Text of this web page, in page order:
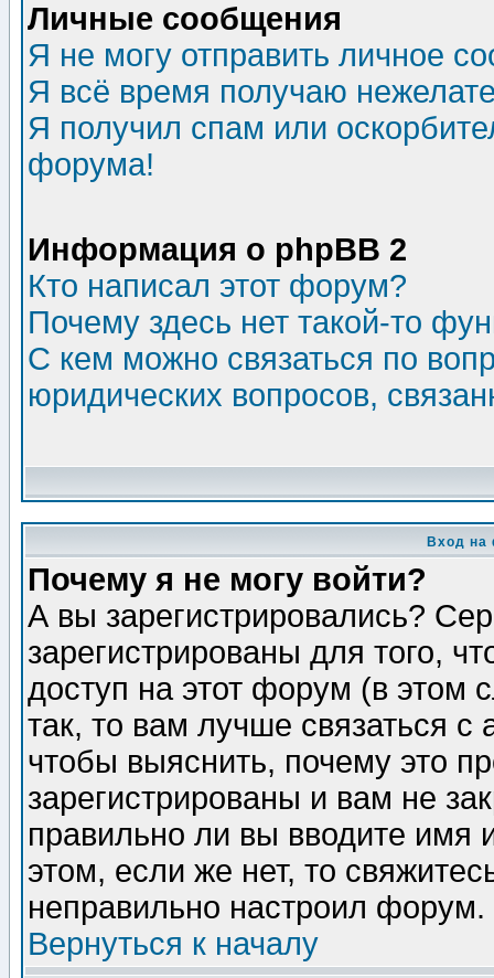
Личные сообщения
Я не могу отправить личное
Я всё время получаю
Я получил спам или
форума!
Информация о phpBB 2
Кто написал этот форум?
Почему здесь нет такой-то
С кем можно связаться по
юридических вопросов,
Вход на
Почему я не могу войти?
А вы зарегистрировались?
зарегистрированы для того,
доступ на этот форум (в этом
так, то вам лучше связаться
чтобы выяснить, почему это
зарегистрированы и вам не
правильно ли вы вводите
этом, если же нет, то
неправильно настроил форум.
Вернуться к началу